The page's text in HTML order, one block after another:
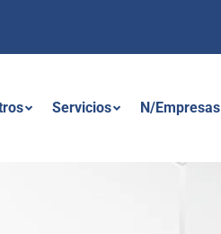
Servicios N/Empresas